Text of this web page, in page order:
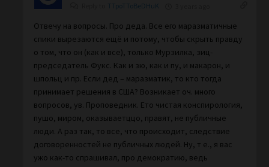
TTpoTToBeDHuK
Отвечу на вопросы. Про деда. Все его маразматичные
спики вырезаются ещё и потому, чтобы скрыть правду
о том, что он (как и все), только Мурзилка, зиц-
председатель Фукс. Как и зю, как и пу, и макарон, и
шпольц и пр. Если дед – маразматик, то кто тогда
принимает решения в США? Возникает оч. много
вопросов, ув. Проповедник. Ето чистая конспирология,
пушо, миром, оказываетццо, правят, не публичные
люди. А раз так, то все, что происходит, следствие
договоренностей не публичных людей. Ну, т е., я вас
ужо как-то спрашивал, про демократию, ведь